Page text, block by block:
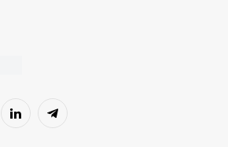
LinkedInTelgraf